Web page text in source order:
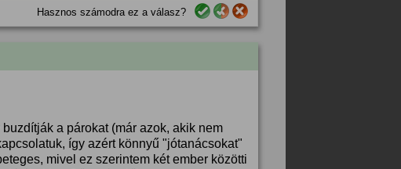
Hasznos számodra ez a válasz?
a párokat (már azok, akik nem
így azért könnyű "jótanácsokat"
mivel ez szerintem két ember közötti